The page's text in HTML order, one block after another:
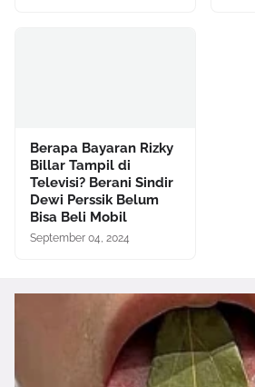
Berapa Bayaran Rizky
Billar Tampil di
Televisi? Berani Sindir
Dewi Perssik Belum
Bisa Beli Mobil
September 04, 2024